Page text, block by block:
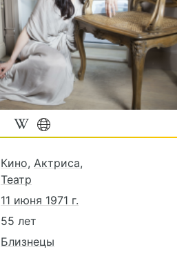
Кино, Актриса,
Театр
11 июня 1971 г.
55 лет
Близнецы